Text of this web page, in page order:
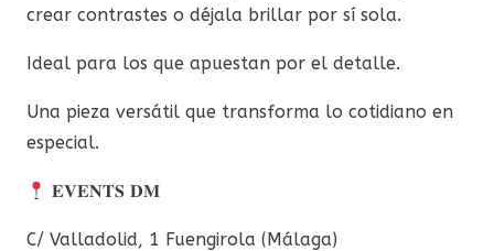
crear contrastes o déjala brillar por sí sola.
Ideal para los que apuestan por el detalle.
Una pieza versátil que transforma lo cotidiano en
especial.
𝐄𝐕𝐄𝐍𝐓𝐒 𝐃𝐌
C/ Valladolid, 1 Fuengirola (Málaga)